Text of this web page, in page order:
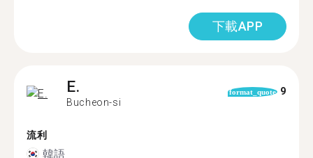
下載APP
E.
Bucheon-si
format_quote 9
流利
韓語